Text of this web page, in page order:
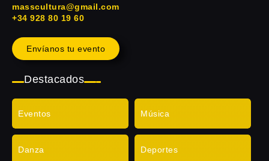
masscultura@gmail.com
+34 928 80 19 60
Envíanos tu evento
Destacados
Eventos Música
Danza Deportes